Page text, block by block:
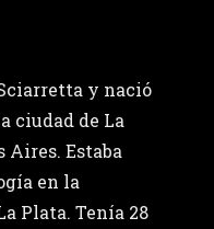
y nació
ciudad de La
Aires. Estaba
en la
Plata. Tenía 28